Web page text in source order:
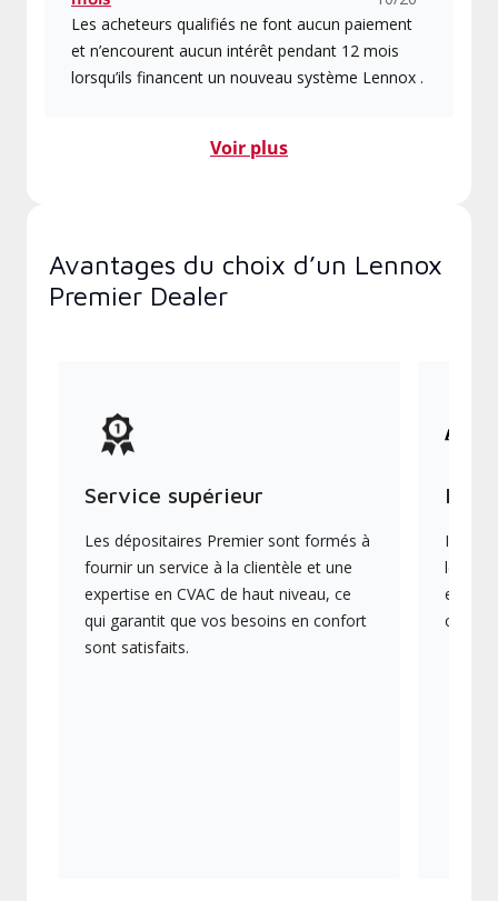
Les acheteurs qualifiés ne font aucun paiement
et n’encourent aucun intérêt pendant 12 mois
lorsqu’ils financent un nouveau système Lennox .
Voir plus
Avantages du choix d’un Lennox
Premier Dealer
Service supérieur
Les dépositaires Premier sont formés à
fournir un service à la clientèle et une
expertise en CVAC de haut niveau, ce
qui garantit que vos besoins en confort
sont satisfaits.
Ils
les
en